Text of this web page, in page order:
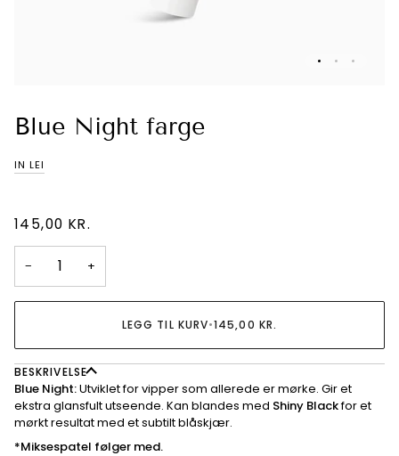
Blue Night farge
IN LEI
145,00 KR.
− +
LEGG TIL KURV•145,00 KR.
BESKRIVELSE
Blue Night:Utviklet for vipper som allerede er mørke. Gir et
ekstra glansfult utseende. Kan blandes med Shiny Blackfor et
mørkt resultat med et subtilt blåskjær.
*Miksespatel følger med.